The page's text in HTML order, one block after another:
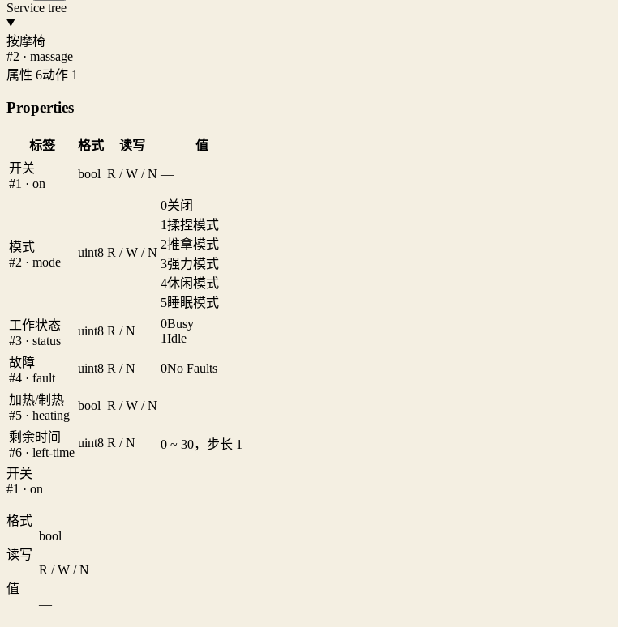
Service tree
按摩椅
#2 · massage
属性 6动作 1
Properties
标签 格式 读写
值
开关
#1 · on
bool R / W / N —
模式
#2 · mode
uint8 R / W / N
0关闭
1揉捏模式
2推拿模式
3强力模式
4休闲模式
5睡眠模式
工作状态
#3 · status
uint8 R / N
0Busy
1Idle
故障
#4 · fault
uint8 R / N 0No Faults
加热/制热
#5 · heating
bool R / W / N —
剩余时间
#6 · left-time
uint8 R / N 0 ~ 30，步长 1
开关
#1 · on
格式
bool
读写
R / W / N
值
—